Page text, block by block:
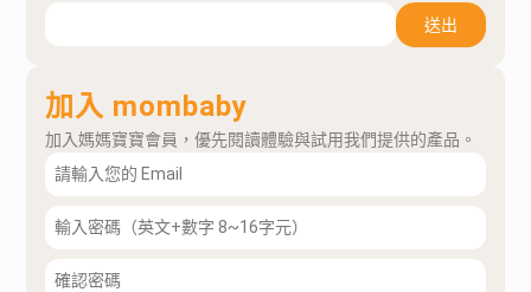
送出
加入 mombaby
加入媽媽寶寶會員，優先閱讀體驗與試用我們提供的產品。